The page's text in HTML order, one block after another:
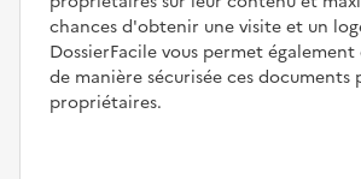
chances d'obtenir une visite et un
DossierFacile vous permet
de manière sécurisée ces documents
propriétaires.